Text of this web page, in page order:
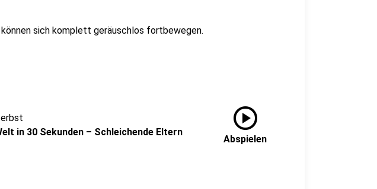
können sich komplett geräuschlos fortbewegen.
in 30 Sekunden – Schleichende Eltern
play_circle
Abspielen